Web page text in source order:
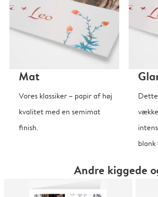
Mat
Vores klassiker – papir af høj
kvalitet med en semimat
finish.
blank
Andre kiggede